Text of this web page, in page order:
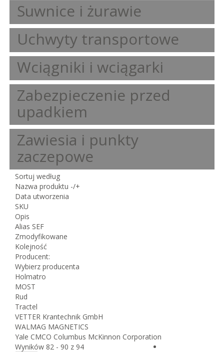
Suwnice i żurawie
Uchwyty transportowe
Wciągniki i wciągarki
Zabezpieczenie przed
upadkiem
Zawiesia i punkty
zaczepowe
Sortuj według
Nazwa produktu -/+
Data utworzenia
SKU
Opis
Alias SEF
Zmodyfikowane
Kolejność
Producent:
Wybierz producenta
Holmatro
MOST
Rud
Tractel
VETTER Krantechnik GmbH
WALMAG MAGNETICS
Yale CMCO Columbus McKinnon Corporation
Wyników 82 - 90 z 94